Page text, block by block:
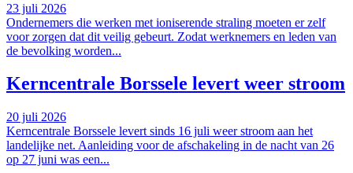
23 juli 2026
Ondernemers die werken met ioniserende straling moeten er zelf
voor zorgen dat dit veilig gebeurt. Zodat werknemers en leden van
de bevolking worden...
Kerncentrale Borssele levert weer stroom
20 juli 2026
Kerncentrale Borssele levert sinds 16 juli weer stroom aan het
landelijke net. Aanleiding voor de afschakeling in de nacht van 26
op 27 juni was een...